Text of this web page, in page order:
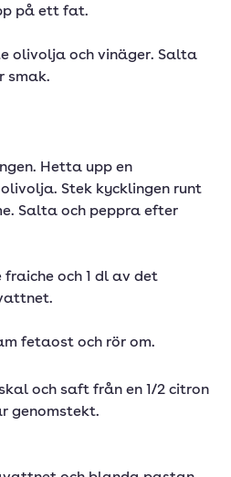
på ett fat.
olivolja och vinäger. Salta
smak.
Hetta upp en
Stek kycklingen runt
Salta och peppra efter
och 1 dl av det
fetaost och rör om.
och saft från en 1/2 citron
genomstekt.